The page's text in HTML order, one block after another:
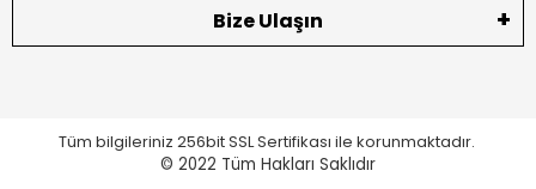
Bize Ulaşın
Tüm bilgileriniz 256bit SSL Sertifikası ile korunmaktadır.
© 2022 Tüm Hakları Saklıdır